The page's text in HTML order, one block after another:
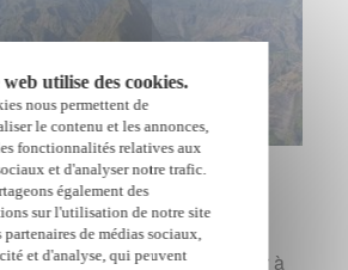
Roche Verre
Verre Bouteille - Cap Noir à
web utilise des cookies.
nous permettent de
le contenu et les annonces,
fonctionnalités relatives aux
et d'analyser notre trafic.
également des
sur l'utilisation de notre site
partenaires de médias sociaux,
et d'analyse, qui peuvent